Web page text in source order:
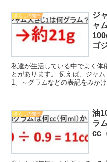
暮らしの知恵
ジ
ャ
ゴ
私達が生活している中でよく体
とがあります。 例えば、ジャ
1、～グラムなどの表記をみか
暮らしの知恵
油
ラ
cc